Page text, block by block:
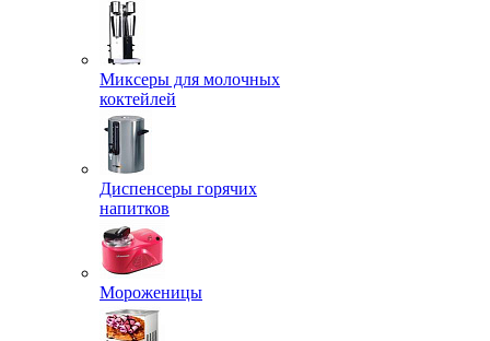
Миксеры для молочных
коктейлей
Диспенсеры горячих
напитков
Мороженицы